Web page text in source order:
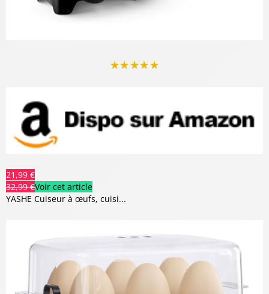
★★★★★
21,99 €
32,99 €Voir cet article
YASHE Cuiseur à œufs, cuisi...